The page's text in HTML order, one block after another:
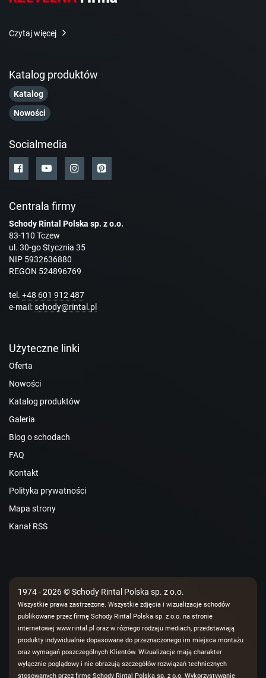
Czytaj więcej
Katalog produktów
Katalog
Nowości
Socialmedia
Centrala firmy
Schody Rintal Polska sp. z o.o.
83-110 Tczew
ul. 30-go Stycznia 35
NIP 5932636880
REGON 524896769
tel. +48 601 912 487
e-mail:schody@rintal.pl
Użyteczne linki
Oferta
Nowości
Katalog produktów
Galeria
Blog o schodach
FAQ
Kontakt
Polityka prywatności
Mapa strony
Kanał RSS
1974 - 2026 © Schody Rintal Polska sp. z o.o.
Wszystkie prawa zastrzeżone. Wszystkie zdjęcia i wizualizacje schodów
publikowane przez firmę Schody Rintal Polska sp. z o.o. na stronie
internetowej www.rintal.pl oraz w różnego rodzaju mediach, przedstawiają
produkty indywidualnie dopasowane do przeznaczonego im miejsca montażu
oraz wymagań poszczególnych Klientów. Wizualizacje mają charakter
wyłącznie poglądowy i nie obrazują szczegółów rozwiązań technicznych
stosowanych przez firmę Schody Rintal Polska sp. z o.o. Wykorzystywanie